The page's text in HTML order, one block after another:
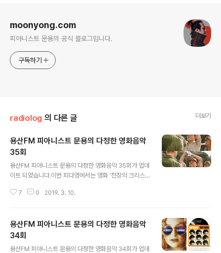
moonyong.com
피아니스트 문용의 공식 블로그입니다.
구독하기
radiolog 의 다른 글 더보기
용산FM 피아니스트 문용의 다정한 영화음악
35회
용산FM 피아니스트 문용의 다정한 영화음악 35회가 업데
이트 되었습니다.이번 피다영에서는 영화 '전장의 크리스
사카모토에 대해 이야기를 나누었습니다. 그럼 용산FM 피
ww.podty.me/episode/14229947 http://www.po
dbbang.com/ch/7604?e=22873843
7 0 2019. 3. 10.
용산FM 피아니스트 문용의 다정한 영화음악
34회
용산FM 피아니스트 문용의 다정한 영화음악 34회가 업데